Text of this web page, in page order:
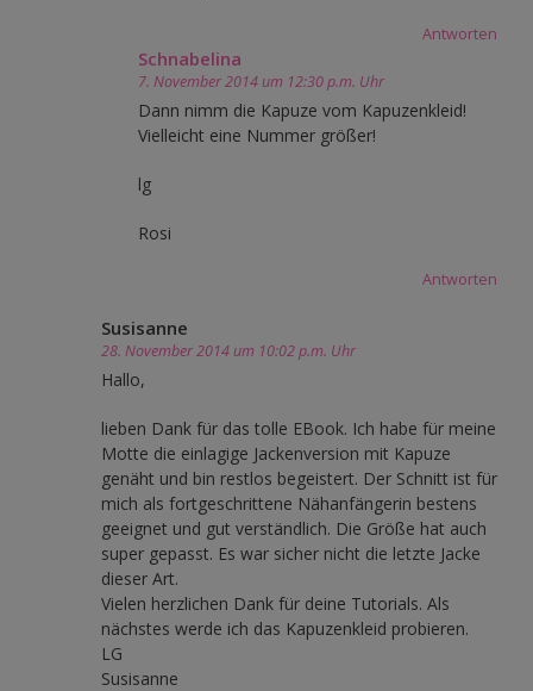
Antworten
Schnabelina
7. November 2014 um 12:30 p.m. Uhr
Dann nimm die Kapuze vom Kapuzenkleid!
Vielleicht eine Nummer größer!
lg
Rosi
Antworten
Susisanne
28. November 2014 um 10:02 p.m. Uhr
Hallo,
lieben Dank für das tolle EBook. Ich habe für meine
Motte die einlagige Jackenversion mit Kapuze
genäht und bin restlos begeistert. Der Schnitt ist für
mich als fortgeschrittene Nähanfängerin bestens
geeignet und gut verständlich. Die Größe hat auch
super gepasst. Es war sicher nicht die letzte Jacke
dieser Art.
Vielen herzlichen Dank für deine Tutorials. Als
nächstes werde ich das Kapuzenkleid probieren.
LG
Susisanne